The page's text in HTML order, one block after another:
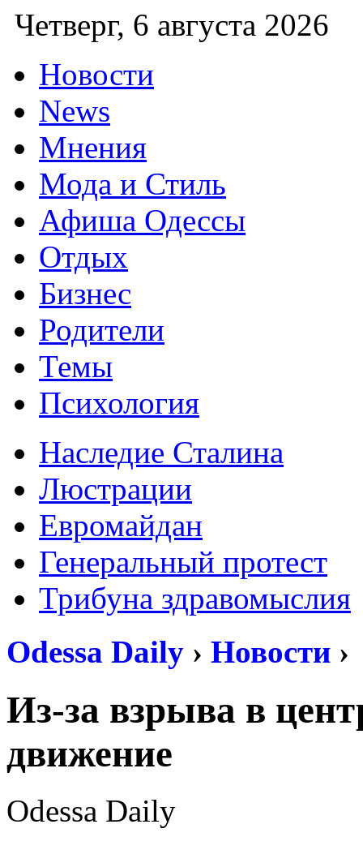
Новости
News
Мнения
Мода и Стиль
Афиша Одессы
Отдых
Бизнес
Родители
Темы
Психология
Наследие Сталина
Люстрации
Евромайдан
Генеральный протест
Трибуна здравомыслия
Odessa Daily › Новости ›
Из-за взрыва в
движение
Odessa Daily